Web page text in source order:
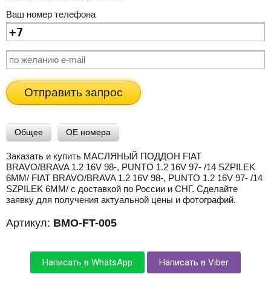
Ваш номер телефона
Отправить запрос
Общее OE номера
Заказать и купить МАСЛЯНЫЙ ПОДДОН FIAT
BRAVO/BRAVA 1.2 16V 98-, PUNTO 1.2 16V 97- /14 SZPILEK
6MM/ FIAT BRAVO/BRAVA 1.2 16V 98-, PUNTO 1.2 16V 97- /14
SZPILEK 6MM/ с доставкой по России и СНГ. Сделайте
заявку для получения актуальной цены и фотографий.
Артикул: BMO-FT-005
Написать в WhatsApp Написать в Viber